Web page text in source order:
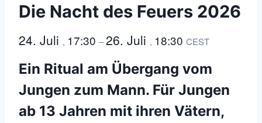
Die Nacht des Feuers 2026
24. Juli , 17:30 –26. Juli , 18:30 CEST
Ein Ritual am Übergang vom
Jungen zum Mann. Für Jungen
ab 13 Jahren mit ihren Vätern,